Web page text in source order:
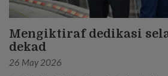
Mengiktiraf dedikasi
dekad
26 May 2026